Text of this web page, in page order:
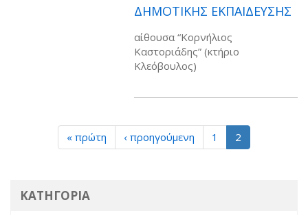
ΔΗΜΟΤΙΚΗΣ ΕΚΠΑΙΔΕΥΣΗΣ
αίθουσα “Κορνήλιος
Καστοριάδης” (κτήριο
Κλεόβουλος)
« πρώτη ‹ προηγούμενη 1 2
ΚΑΤΗΓΟΡΙΑ